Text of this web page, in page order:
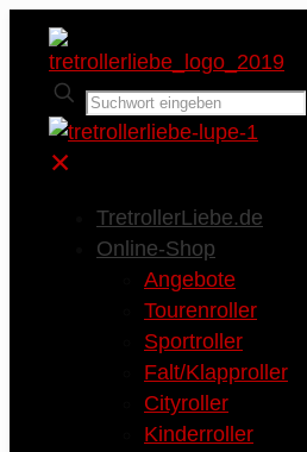
✕
TretrollerLiebe.de
Online-Shop
Angebote
Tourenroller
Sportroller
Falt/Klapproller
Cityroller
Kinderroller